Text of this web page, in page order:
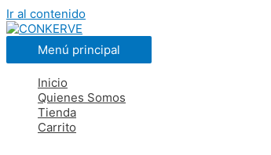
Ir al contenido
Menú principal
Inicio
Quienes Somos
Tienda
Carrito